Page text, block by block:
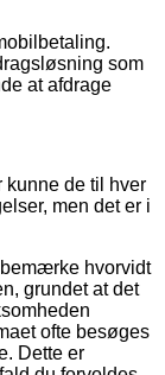
som
at afdrage
kunne de til hver
men det er i
hvorvidt
grundet at det
ofte besøges
Dette er